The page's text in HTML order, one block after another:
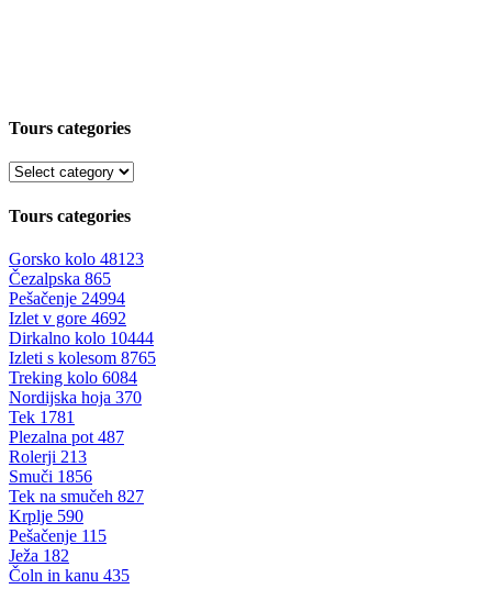
Tours categories
Tours categories
Gorsko kolo 48123
Čezalpska 865
Pešačenje 24994
Izlet v gore 4692
Dirkalno kolo 10444
Izleti s kolesom 8765
Treking kolo 6084
Nordijska hoja 370
Tek 1781
Plezalna pot 487
Rolerji 213
Smuči 1856
Tek na smučeh 827
Krplje 590
Pešačenje 115
Ježa 182
Čoln in kanu 435